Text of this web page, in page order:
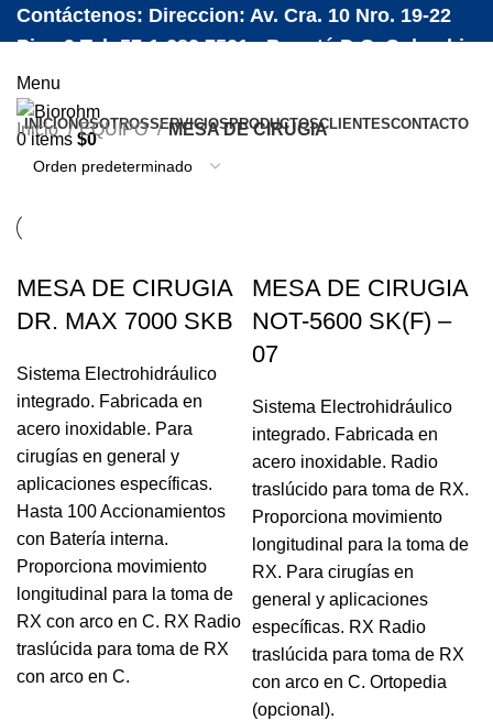
Contáctenos: Direccion: Av. Cra. 10 Nro. 19-22
Piso 9 Tel: 57-1-282 7521 - Bogotá D.C. Colombia
Menu
0items $0
INICIONOSOTROSSERVICIOSPRODUCTOSCLIENTESCONTACTO
Inicio EQUIPO MESA DE CIRUGIA
MESA DE CIRUGIA
DR. MAX 7000 SKB
Sistema Electrohidráulico
integrado. Fabricada en
acero inoxidable. Para
cirugías en general y
aplicaciones específicas.
Hasta 100 Accionamientos
con Batería interna.
Proporciona movimiento
longitudinal para la toma de
RX con arco en C. RX Radio
traslúcida para toma de RX
con arco en C.
MESA DE CIRUGIA
NOT-5600 SK(F) –
07
Sistema Electrohidráulico
integrado. Fabricada en
acero inoxidable. Radio
traslúcido para toma de RX.
Proporciona movimiento
longitudinal para la toma de
RX. Para cirugías en
general y aplicaciones
específicas. RX Radio
traslúcida para toma de RX
con arco en C. Ortopedia
(opcional).